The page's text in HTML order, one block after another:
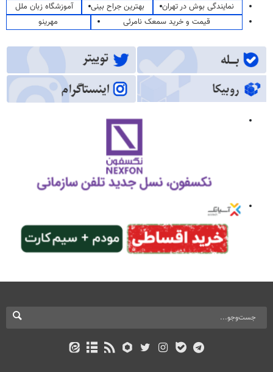
نمایندگی بوش در تهران
بهترین جراح بینی
آموزشگاه زبان ملل
قیمت و خرید سمعک نامرئی
مهرینو